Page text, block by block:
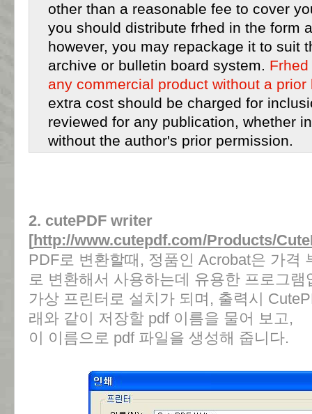
other than a reasonable fee to cover
you should distribute frhed in the form
however, you may repackage it to suit
archive or bulletin board system.
any commercial product without a
extra cost should be charged for
reviewed for any publication, whether
without the author's prior permission.
2. cutePDF writer
[http://www.cutepdf.com/Products/
PDF로 변환할때, 정품인 Acrobat은 가격
로 변환해서 사용하는데 유용한 프로그램
가상 프린터로 설치가 되며, 출력시
래와 같이 저장할 pdf 이름을 물어 보고,
이 이름으로 pdf 파일을 생성해 줍니다.